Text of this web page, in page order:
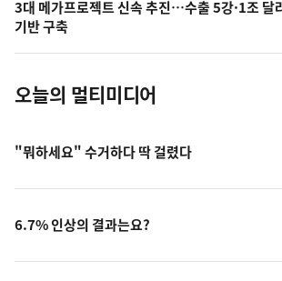
사
진
3대 메가프로젝트 신속 추진…수출 5강·1조 달
기반 구축
오늘의 멀티미디어
"뭐하세요" 수거하다 딱 걸렸다
6.7% 인상의 결과는요?